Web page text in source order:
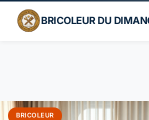
BRICOLEUR DU
BRICOLEUR